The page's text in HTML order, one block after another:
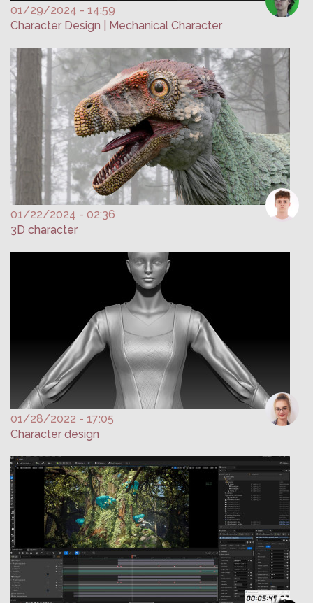
01/29/2024 - 14:59
Character Design | Mechanical Character
01/22/2024 - 02:36
3D character
01/28/2022 - 17:05
Character design